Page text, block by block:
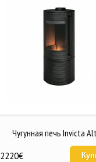
Чугунная печь Invicta
2220€